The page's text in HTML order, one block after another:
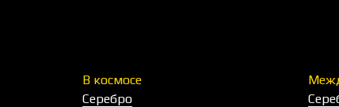
В космосе
Серебро